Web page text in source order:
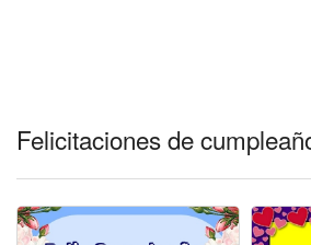
Entrar
Felicitaciones de